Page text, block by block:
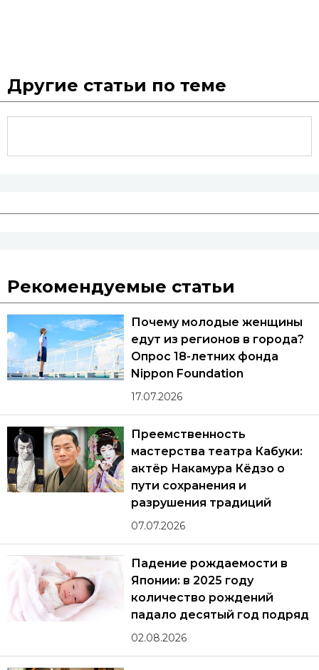
Другие статьи по теме
Рекомендуемые статьи
Почему молодые женщины
едут из регионов в города?
Опрос 18-летних фонда
Nippon Foundation
17.07.2026
Преемственность
мастерства театра Кабуки:
актёр Накамура Кёдзо о
пути сохранения и
разрушения традиций
07.07.2026
Падение рождаемости в
Японии: в 2025 году
количество рождений
падало десятый год подряд
02.08.2026